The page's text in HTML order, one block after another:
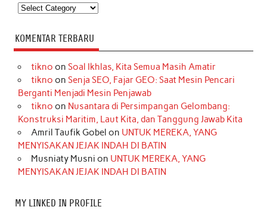
Kategori
KOMENTAR TERBARU
tikno on Soal Ikhlas, Kita Semua Masih Amatir
tikno on Senja SEO, Fajar GEO: Saat Mesin Pencari
Berganti Menjadi Mesin Penjawab
tikno on Nusantara di Persimpangan Gelombang:
Konstruksi Maritim, Laut Kita, dan Tanggung Jawab Kita
Amril Taufik Gobel on UNTUK MEREKA, YANG
MENYISAKAN JEJAK INDAH DI BATIN
Musniaty Musni on UNTUK MEREKA, YANG
MENYISAKAN JEJAK INDAH DI BATIN
MY LINKED IN PROFILE